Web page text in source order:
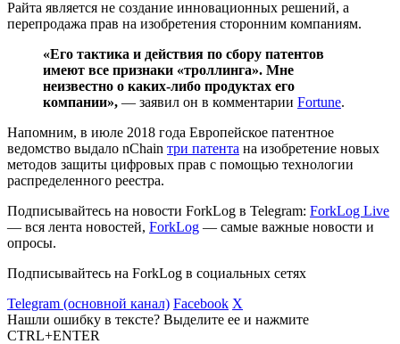
Райта является не создание инновационных решений, а
перепродажа прав на изобретения сторонним компаниям.
«Его тактика и действия по сбору патентов
имеют все признаки «троллинга». Мне
неизвестно о каких-либо продуктах его
компании», — заявил он в комментарии Fortune.
Напомним, в июле 2018 года Европейское патентное
ведомство выдало nChain три патента на изобретение новых
методов защиты цифровых прав с помощью технологии
распределенного реестра.
Подписывайтесь на новости ForkLog в Telegram: ForkLog Live
— вся лента новостей, ForkLog — самые важные новости и
опросы.
Подписывайтесь на ForkLog в социальных сетях
Telegram (основной канал) Facebook X
Нашли ошибку в тексте? Выделите ее и нажмите
CTRL+ENTER